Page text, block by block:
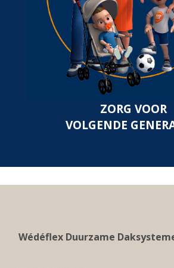
ZORG VOOR
VOLGENDE
Wédéflex Duurzame